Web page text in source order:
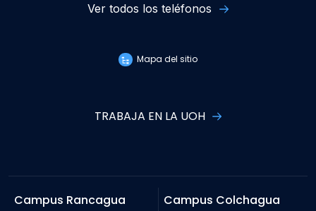
Ver todos los teléfonos
Mapa del sitio
TRABAJA EN LA UOH
Campus Rancagua
Campus Colchagua